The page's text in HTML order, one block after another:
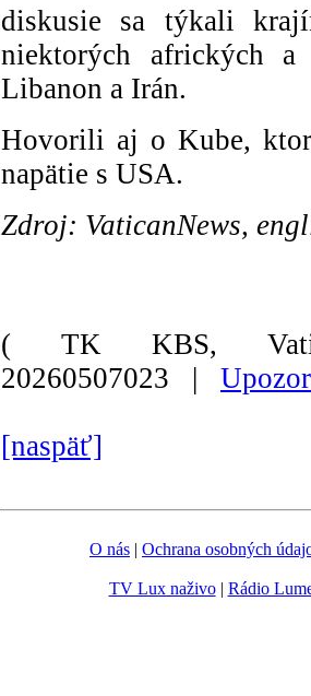
diskusie sa týkali
niektorých afrických
Libanon a Irán.
Hovorili aj o Kube,
napätie s USA.
Zdroj: VaticanNews,
( TK KBS,
20260507023 |
[naspäť]
O nás | Ochrana osobných
TV Lux naživo| Rádio